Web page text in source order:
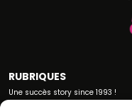
RUBRIQUES
Une succès story since 1993 !
Groupes et Entreprises